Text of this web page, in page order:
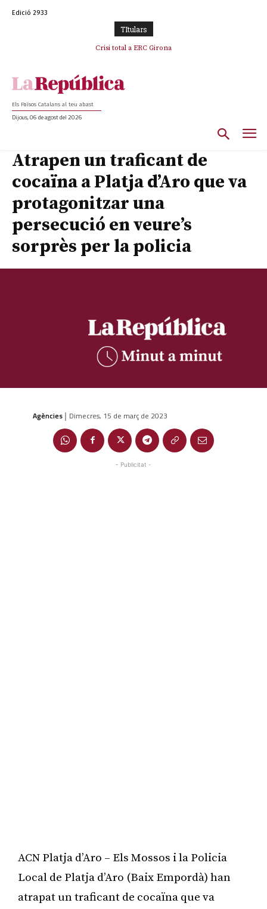
Edició 2933
TItulars
Crisi total a ERC Girona
L’abandonament de les seleccions catalanes per part de la UFEC
Els Països Catalans al teu abast
Dijous, 06 de agost del 2026
Atrapen un traficant de
cocaïna a Platja d’Aro que va
protagonitzar una
persecució en veure’s
sorprès per la policia
Agències | Dimecres, 15 de març de 2023
- Publicitat -
ACN Platja d’Aro – Els Mossos i la Policia
Local de Platja d’Aro (Baix Empordà) han
atrapat un traficant de cocaïna que va